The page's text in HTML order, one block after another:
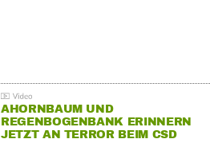
AHORNBAUM UND
REGENBOGENBANK ERINNERN
JETZT AN TERROR BEIM CSD